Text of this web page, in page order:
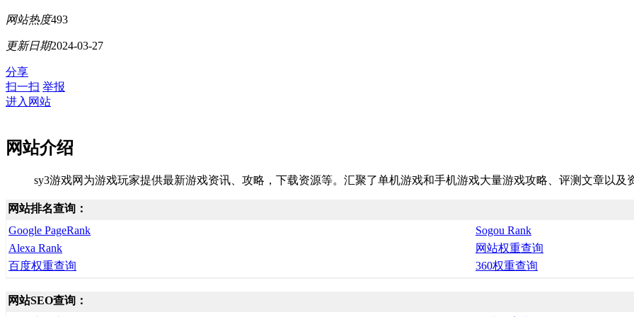
网站热度493
更新日期2024-03-27
分享
扫一扫 举报
进入网站
网站介绍
sy3游戏网为游戏玩家提供最新游戏资讯、攻略，下载资源等。汇聚了单机游戏和手机游戏大量游戏攻略、评测文章以及
网站排名查询：
Google PageRank
Sogou Rank
Alexa Rank
网站权重查询
百度权重查询
360权重查询
网站SEO查询：